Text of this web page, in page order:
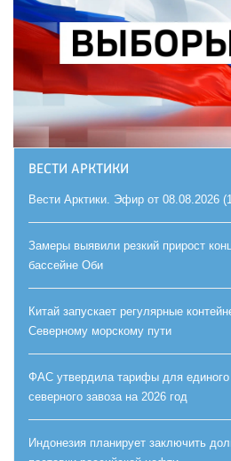
ВЕСТИ АРКТИКИ
Вести Арктики. Эфир от 08.08.2026
Замеры выявили резкий прирост
бассейне Оби
Китай запускает регулярные
Северному морскому пути
ФАС утвердила тарифы для единого
северного завоза на 2026 год
Индонезия планирует заключить